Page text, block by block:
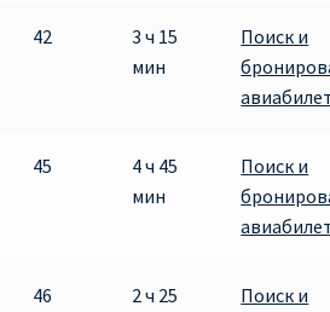
42
3 ч 15
мин
Поиск и
45
4 ч 45
мин
Поиск и
46
2 ч 25
Поиск и